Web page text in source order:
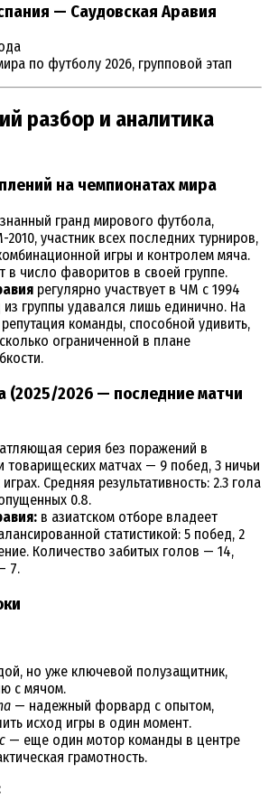
— Саудовская Аравия
по футболу 2026, групповой этап
разбор и аналитика
на чемпионатах мира
гранд мирового футбола,
участник всех последних турниров,
игры и контролем мяча.
в число фаворитов в своей группе.
регулярно участвует в ЧМ с 1994
группы удавался лишь единично. На
команды, способной удивить,
ограниченной в плане
(2025/2026 — последние матчи
серия без поражений в
матчах — 9 побед, 3 ничьи
Средняя результативность: 2.3 гола
0.8.
в азиатском отборе владеет
статистикой: 5 побед, 2
Количество забитых голов — 14,
7.
но уже ключевой полузащитник,
с мячом.
— надежный форвард с опытом,
исход игры в один момент.
— еще один мотор команды в центре
грамотность.